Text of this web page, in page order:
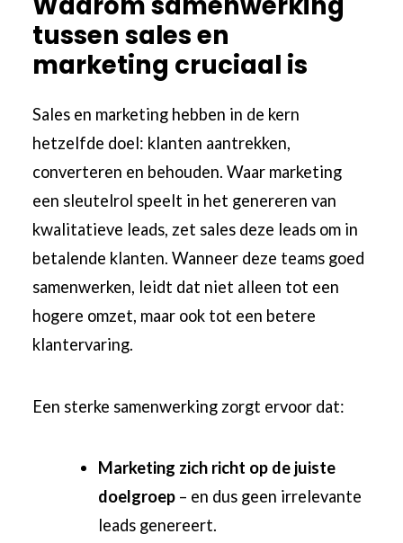
tussen sales en
marketing cruciaal is
Sales en marketing hebben in de kern
hetzelfde doel: klanten aantrekken,
converteren en behouden. Waar marketing
een sleutelrol speelt in het genereren van
kwalitatieve leads, zet sales deze leads om in
betalende klanten. Wanneer deze teams goed
samenwerken, leidt dat niet alleen tot een
hogere omzet, maar ook tot een betere
klantervaring.
Een sterke samenwerking zorgt ervoor dat:
Marketing zich richt op de juiste
doelgroep – en dus geen irrelevante
leads genereert.